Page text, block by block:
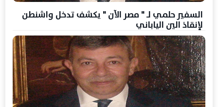
السفير حلمي لـ " مصر الآن " يكشف تدخل واشنطن
لإنقاذ الين الياباني